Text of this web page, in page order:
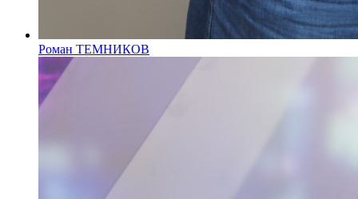
Роман ТЕМНИКОВ